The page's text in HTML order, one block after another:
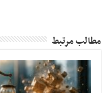
مطالب مرتبط